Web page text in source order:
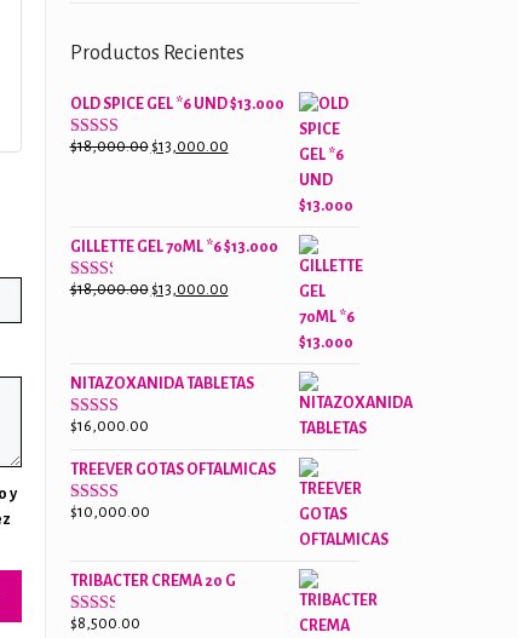
y
Productos Recientes
OLD SPICE GEL *6 UND $13.000
Valorado
$18,000.00 El
$18,000.00.
$13,000.00El
$13,000.00.
GILLETTE GEL 70ML *6 $13.000
Valorado
$18,000.00 El
$18,000.00.
$13,000.00El
$13,000.00.
NITAZOXANIDA TABLETAS
Valorado
2.61
de 5
$16,000.00
TREEVER GOTAS OFTALMICAS
Valorado
$10,000.00
TRIBACTER CREMA 20 G
Valorado
$8,500.00